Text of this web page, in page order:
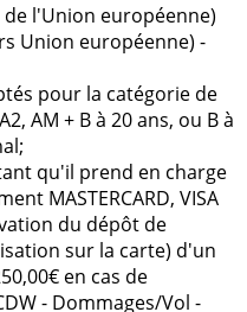
l'Union européenne)
Union européenne) -
pour la catégorie de
AM + B à 20 ans, ou B à
qu'il prend en charge
MASTERCARD, VISA
du dépôt de
sur la carte) d'un
en cas de
- Dommages/Vol -